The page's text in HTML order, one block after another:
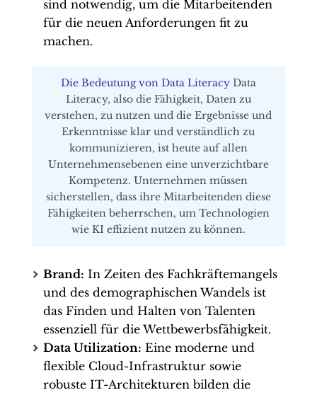
sind notwendig, um die Mitarbeitenden
für die neuen Anforderungen fit zu
machen.
Die Bedeutung von Data LiteracyData
Literacy, also die Fähigkeit, Daten zu
verstehen, zu nutzen und die Ergebnisse und
Erkenntnisse klar und verständlich zu
kommunizieren, ist heute auf allen
Unternehmensebenen eine unverzichtbare
Kompetenz. Unternehmen müssen
sicherstellen, dass ihre Mitarbeitenden diese
Fähigkeiten beherrschen, um Technologien
wie KI effizient nutzen zu können.
Brand: In Zeiten des Fachkräftemangels
und des demographischen Wandels ist
das Finden und Halten von Talenten
essenziell für die Wettbewerbsfähigkeit.
Data Utilization: Eine moderne und
flexible Cloud-Infrastruktur sowie
robuste IT-Architekturen bilden die